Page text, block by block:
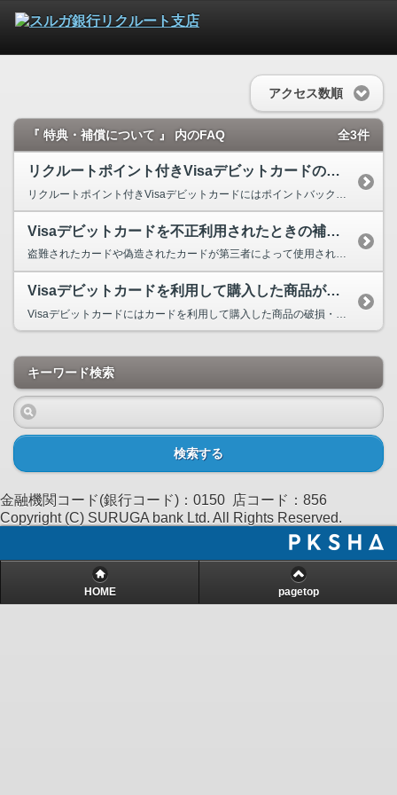
アクセス数順
『 特典・補償について 』 内のFAQ 全3件
リクルートポイント付きVisaデビットカードの特典を教えてください。
リクルートポイント付きVisaデビットカードにはポイントバック特典があります。 ...
Visaデビットカードを不正利用されたときの補償はありますか？
盗難されたカードや偽造されたカードが第三者によって使用され、当社が不正被害として認識した取引に...
Visaデビットカードを利用して購入した商品が破損・盗難したときの補償はあ...
キーワード検索
検索する
金融機関コード(銀行コード)：0150 店コード：856
Copyright (C) SURUGA bank Ltd. All Rights Reserved.
HOME pagetop